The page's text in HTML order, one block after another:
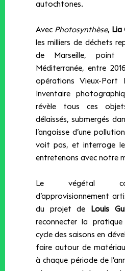
autochtones.
Avec Photosynthèse, Lia
les milliers de déchets
de Marseille, point
Méditerranée, entre
opérations Vieux-Port
Inventaire
révèle tous ces
délaissés, submergés
l’angoisse d’une
voit pas, et interroge
entretenons avec notre
Le végétal
d’approvisionnement
du projet de Louis
reconnecter la
cycle des saisons en
faire autour de
à chaque période de